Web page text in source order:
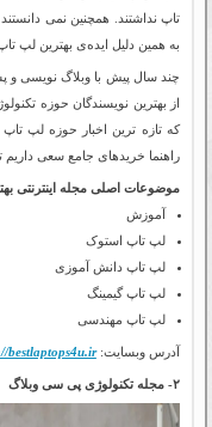
تاپ نداشتند. همچنین نمی
به همین دلیل ایده‌ی بهترین لپ
چند سال پیش با وبلاگ نویسی و
از بهترین نویسندگان حوزه
که تازه ترین اخبار حوزه لپ
راهنما خریدهای جامع سعی داریم
موضوعات اصلی مجله اینترنتی
آموزش
لپ تاپ استوک
لپ تاپ دانش آموزی
لپ تاپ گیمینگ
لپ تاپ مهندسی
آدرس وبسایت:bestlaptops4u.ir/
۲- مجله تکنولوژی پی سی وبلاگ